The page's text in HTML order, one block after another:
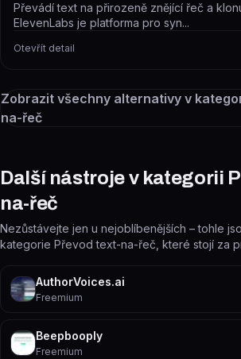
Převádí text na přirozeně znějící řeč a
ElevenLabs je platforma pro syn...
Otevřít detail
Zobrazit všechny alternativy v
na-řeč
Další nástroje v kategorii
na-řeč
Nezůstávejte jen u nejoblíbenějších – tohle
kategorie Převod text-na-řeč, které stojí za
AuthorVoices.ai
Freemium
Beepbooply
Freemium